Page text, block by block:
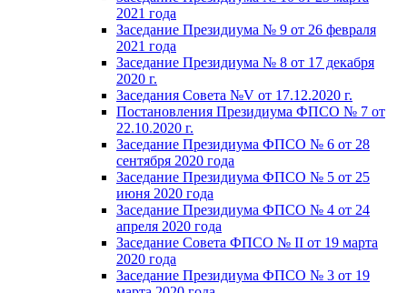
2021 года
Заседание Президиума № 9 от 26 февраля
2021 года
Заседание Президиума № 8 от 17 декабря
2020 г.
Заседания Совета №V от 17.12.2020 г.
Постановления Президиума ФПСО № 7 от
22.10.2020 г.
Заседание Президиума ФПСО № 6 от 28
сентября 2020 года
Заседание Президиума ФПСО № 5 от 25
июня 2020 года
Заседание Президиума ФПСО № 4 от 24
апреля 2020 года
Заседание Совета ФПСО № II от 19 марта
2020 года
Заседание Президиума ФПСО № 3 от 19